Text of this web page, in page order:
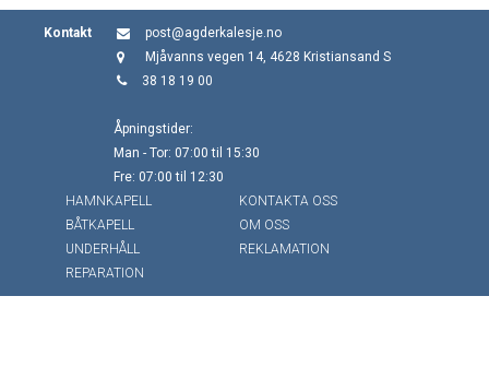
Kontakt
post@agderkalesje.no
Mjåvanns vegen 14, 4628 Kristiansand S
38 18 19 00
Åpningstider:
Man - Tor: 07:00 til 15:30
Fre: 07:00 til 12:30
HAMNKAPELL
BÅTKAPELL
UNDERHÅLL
REPARATION
KONTAKTA OSS
OM OSS
REKLAMATION